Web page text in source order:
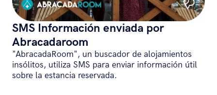
SMS Información enviada por
Abracadaroom
"AbracadaRoom", un buscador de alojamientos
insólitos, utiliza SMS para enviar información útil
sobre la estancia reservada.